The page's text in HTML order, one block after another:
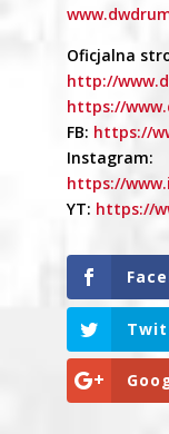
Oficjalna
http://
https://
FB: https://
Instagram:
https://
YT: https://